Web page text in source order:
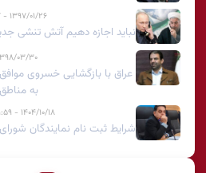
۱۳۹۷/۰۱/۲۶ - ۲۰:۲۷
نباید اجازه دهیم آتش تنشی
۱۳۹۸/۰۳/۳۰ -
به
۱۴۰۴/۱۰/۱۸ - ۱۱:۵۹
شرایط ثبت نام نمایندگان